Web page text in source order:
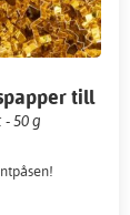
till
askar
50 g